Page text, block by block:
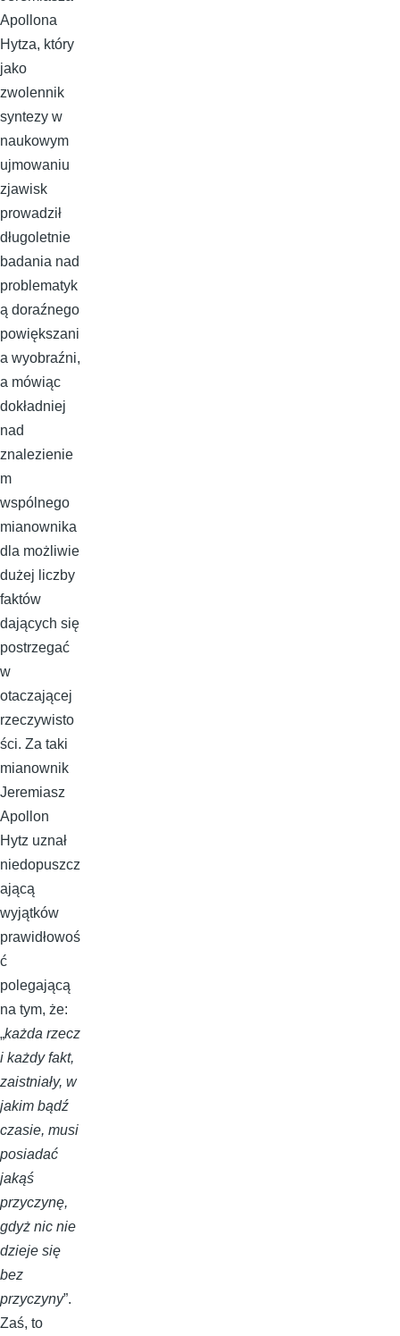
Apollona
Hytza, który
jako
zwolennik
syntezy w
naukowym
ujmowaniu
zjawisk
prowadził
długoletnie
badania nad
problematyk
ą doraźnego
powiększani
a wyobraźni,
a mówiąc
dokładniej
nad
znalezienie
m
wspólnego
mianownika
dla możliwie
dużej liczby
faktów
dających się
postrzegać
w
otaczającej
rzeczywisto
ści. Za taki
mianownik
Jeremiasz
Apollon
Hytz uznał
niedopuszcz
ającą
wyjątków
prawidłowoś
ć
polegającą
na tym, że:
„każda rzecz
i każdy fakt,
zaistniały, w
jakim bądź
czasie, musi
posiadać
jakąś
przyczynę,
gdyż nic nie
dzieje się
bez
przyczyny”.
Zaś, to